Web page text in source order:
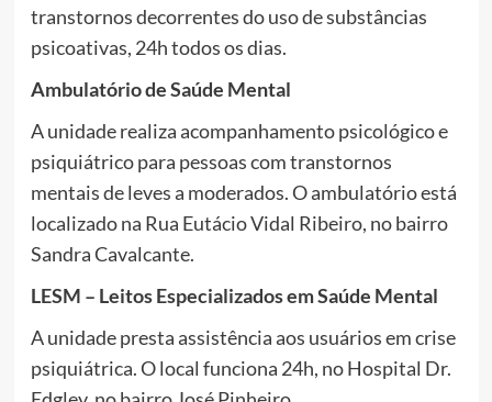
transtornos decorrentes do uso de substâncias
psicoativas, 24h todos os dias.
Ambulatório de Saúde Mental
A unidade realiza acompanhamento psicológico e
psiquiátrico para pessoas com transtornos
mentais de leves a moderados. O ambulatório está
localizado na Rua Eutácio Vidal Ribeiro, no bairro
Sandra Cavalcante.
LESM – Leitos Especializados em Saúde Mental
A unidade presta assistência aos usuários em crise
psiquiátrica. O local funciona 24h, no Hospital Dr.